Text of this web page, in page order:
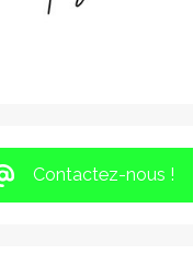
Contactez-nous !